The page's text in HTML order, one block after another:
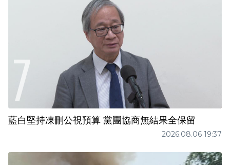
藍白堅持凍刪公視預算 黨團協商無結果全保留
2026.08.06 19:37